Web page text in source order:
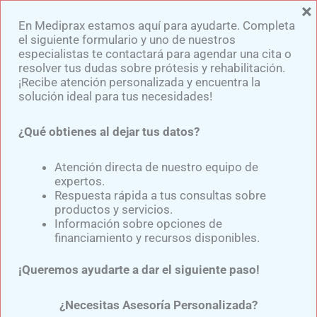
contenido
Prótesis De Pierna Para La
Recuperación De Movilidad
Samuel Medina/febrero 22, 2025
movilidadtras una amputación. Este proceso
físicos y
En Mediprax estamos aquí para ayudarte. Completa
el siguiente formulario y uno de nuestros
especialistas te contactará para agendar una cita o
resolver tus dudas sobre prótesis y rehabilitación.
¡Recibe atención personalizada y encuentra la
solución ideal para tus necesidades!
¿Qué obtienes al dejar tus datos?
Atención directa de nuestro equipo de
expertos.
Respuesta rápida a tus consultas sobre
productos y servicios.
Información sobre opciones de
financiamiento y recursos disponibles.
¡Queremos ayudarte a dar el siguiente paso!
¿Necesitas Asesoría Personalizada?
×